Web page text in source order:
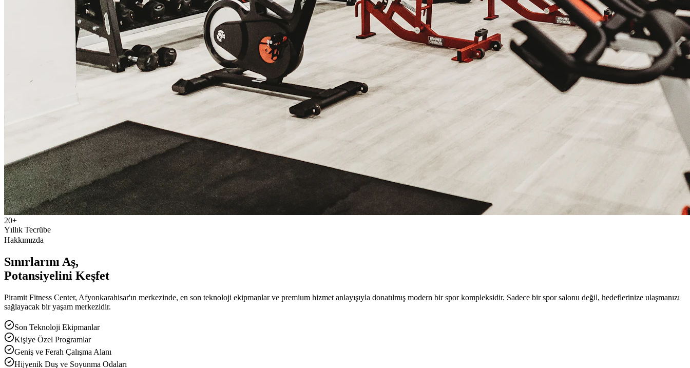
20+
Yıllık Tecrübe
Hakkımızda
Sınırlarını Aş,
Potansiyelini Keşfet
Piramit Fitness Center, Afyonkarahisar'ın merkezinde, en son teknoloji ekipmanlar ve premium hizmet anlayışıyla donatılmış modern bir spor kompleksidir. Sadece bir spor salonu değil, hedeflerinize ulaşmanızı
sağlayacak bir yaşam merkezidir.
Son Teknoloji Ekipmanlar
Kişiye Özel Programlar
Geniş ve Ferah Çalışma Alanı
Hijyenik Duş ve Soyunma Odaları